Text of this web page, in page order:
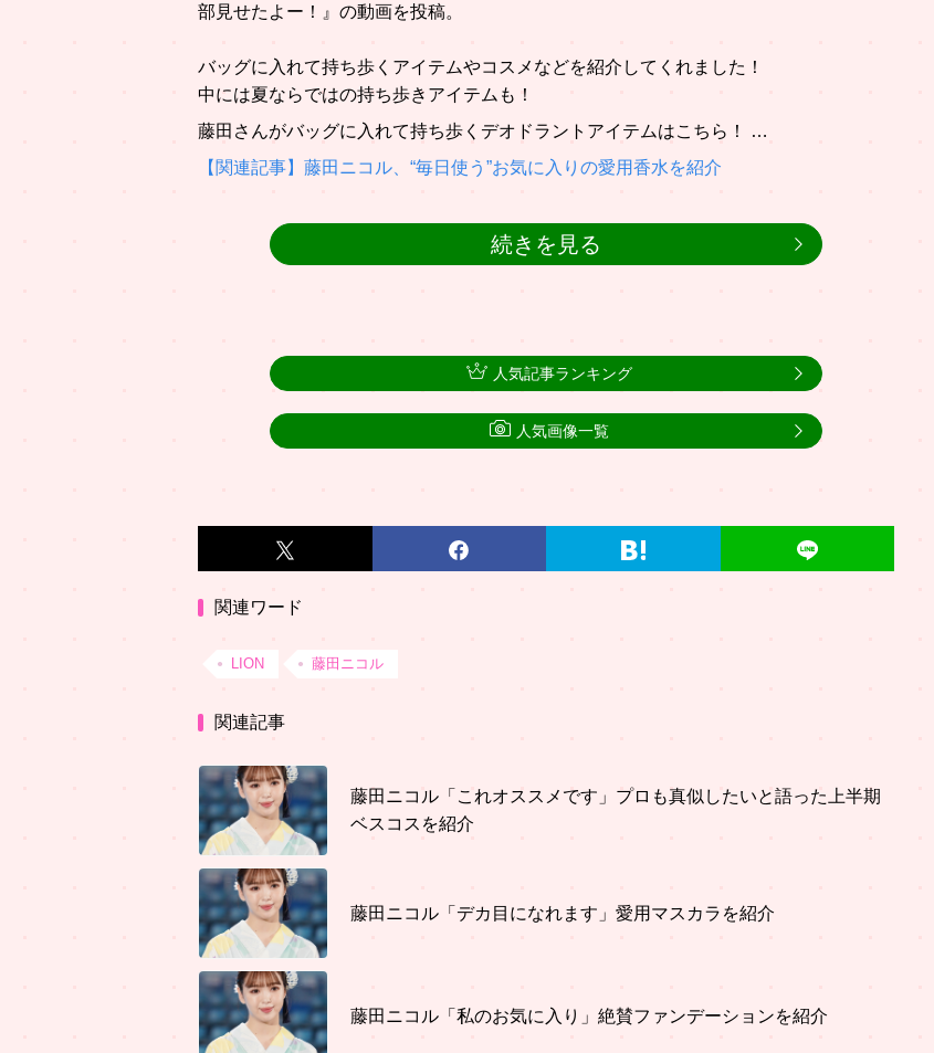
部見せたよー！』の動画を投稿。
バッグに入れて持ち歩くアイテムやコスメなどを紹介してくれました！
中には夏ならではの持ち歩きアイテムも！
藤田さんがバッグに入れて持ち歩くデオドラントアイテムはこちら！ …
【関連記事】藤田ニコル、“毎日使う”お気に入りの愛用香水を紹介
続きを見る
関連ワード
LION 藤田ニコル
関連記事
藤田ニコル「これオススメです」プロも真似したいと語った上半期
ベスコスを紹介
藤田ニコル「デカ目になれます」愛用マスカラを紹介
藤田ニコル「私のお気に入り」絶賛ファンデーションを紹介
人気記事ランキング
人気画像一覧